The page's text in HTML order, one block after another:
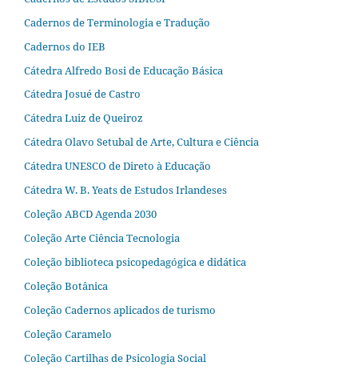
Cadernos de Terminologia e Tradução
Cadernos do IEB
Cátedra Alfredo Bosi de Educação Básica
Cátedra Josué de Castro
Cátedra Luiz de Queiroz
Cátedra Olavo Setubal de Arte, Cultura e Ciência
Cátedra UNESCO de Direto à Educação
Cátedra W. B. Yeats de Estudos Irlandeses
Coleção ABCD Agenda 2030
Coleção Arte Ciência Tecnologia
Coleção biblioteca psicopedagógica e didática
Coleção Botânica
Coleção Cadernos aplicados de turismo
Coleção Caramelo
Coleção Cartilhas de Psicologia Social